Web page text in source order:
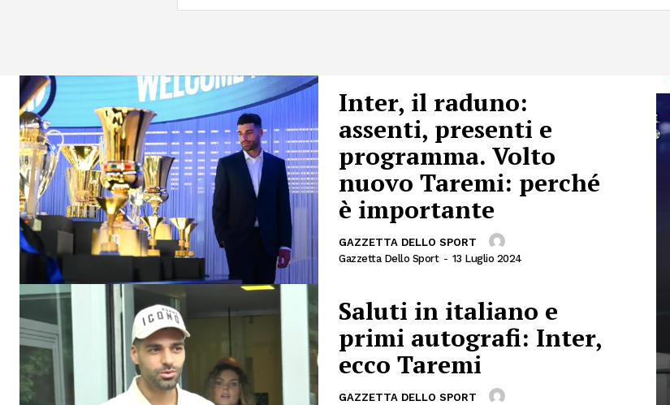
Inter, il raduno:
assenti, presenti e
programma. Volto
nuovo Taremi: perché
è importante
GAZZETTA DELLO SPORT
Gazzetta Dello Sport - 13 Luglio 2024
Saluti in italiano e
primi autografi: Inter,
ecco Taremi
GAZZETTA DELLO SPORT